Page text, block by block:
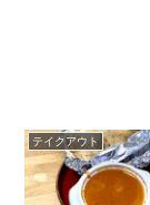
テイクアウト